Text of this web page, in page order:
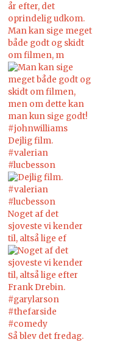
Man kan sige meget
både godt og skidt
om filmen, m
Dejlig film.
#valerian
#lucbesson
Noget af det
sjoveste vi kender
til, altså lige ef
Så blev det fredag.